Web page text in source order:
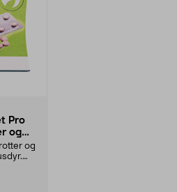
Pro
og
og